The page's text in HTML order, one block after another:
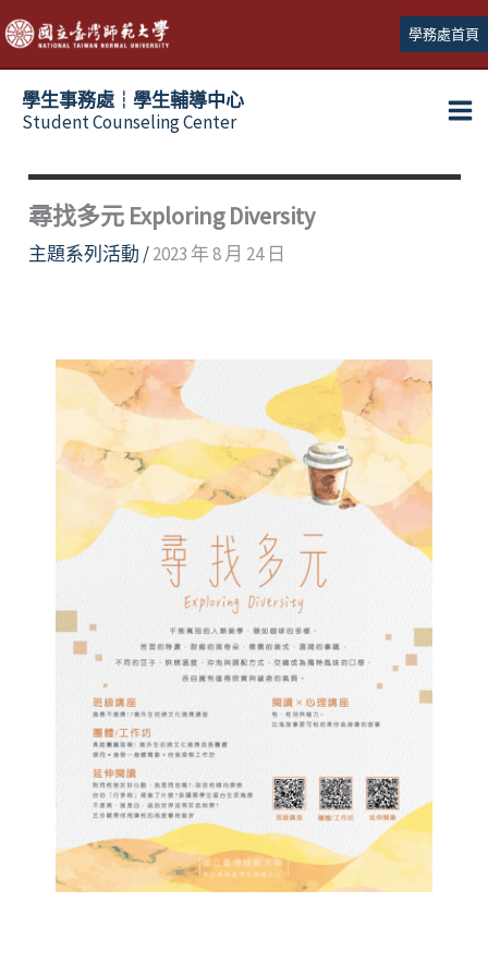
跳
至
主
學務處首頁
學生事務處┆學生輔導中心
Student Counseling Center
尋找多元 Exploring Diversity
主題系列活動 /2023 年 8 月 24 日